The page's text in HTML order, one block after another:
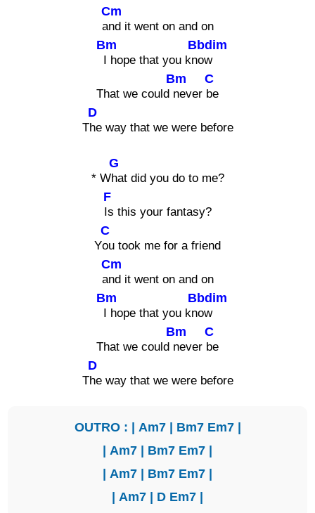
a
Cm
nd it went on and on
Bm
I hope that you kn
Bbdim
ow
That we could
Bm
never
C
be
T
D
he way that we were before
* W
G
hat did you do to me?
F
Is this your fantasy?
Y
C
ou took me for a friend
a
Cm
nd it went on and on
Bm
I hope that you kn
Bbdim
ow
That we could
Bm
never
C
be
T
D
he way that we were before
OUTRO : | Am7| Bm7 Em7|
| Am7 | Bm7 Em7 |
| Am7 | Bm7 Em7 |
| Am7 | D Em7 |